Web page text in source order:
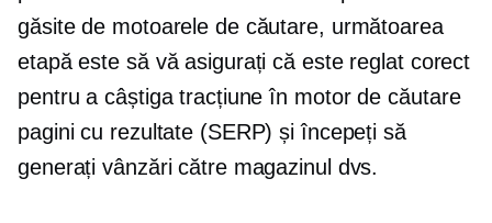
găsite de motoarele de căutare, următoarea
etapă este să vă asigurați că este reglat corect
pentru a câștiga tracțiune în motor de căutare
pagini cu rezultate (SERP) și începeți să
generați vânzări către magazinul dvs.